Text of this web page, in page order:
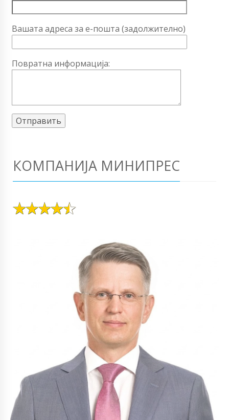
Вашата адреса за е-пошта (задолжително)
Повратна информација:
КОМПАНИЈА МИНИПРЕС